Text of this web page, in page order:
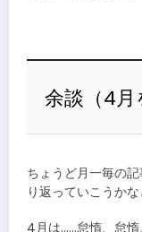
余談（4月
ちょうど月一毎の
り返っていこうかな
4月は……怠惰、怠惰